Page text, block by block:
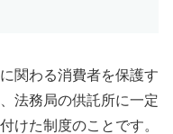
関わる消費者を保護す
法務局の供託所に一定
けた制度のことです。